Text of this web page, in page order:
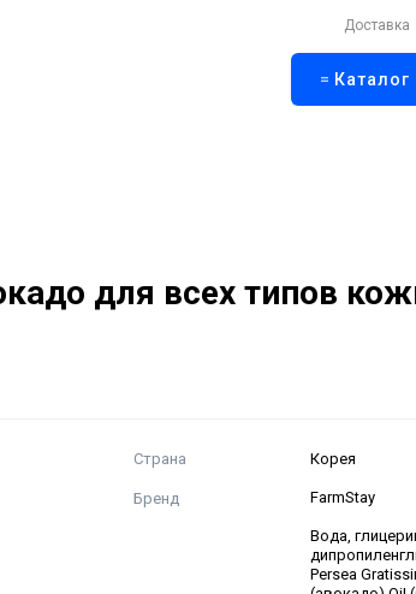
Доставка
Каталог
для всех типов
Страна Корея
Бренд FarmStay
Вода,
Persea